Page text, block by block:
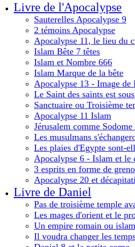
Livre de l'Apocalypse
Sauterelles Apocalypse 9
2 témoins Apocalypse
Apocalypse 11, le lieu du
Islam Bête 7 têtes
Islam et Nombre 666
Islam Marque de la bête
Apocalypse 13 - Image de
Le Saint des saints est
Sanctuaire ou Troisième
Apocalypse 11 Islam
Jérusalem comme
Les musulmans
Les plaies d'Egypte sont-
Apocalypse 6 - Islam et le
3 esprits en forme de
Apocalypse 20 et
Livre de Daniel
Pas de troisième temple
Les mages d'orient et le
Un empire romain ou
Il voudra changer les